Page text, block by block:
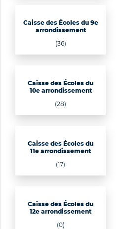
Caisse des Écoles du 9e
arrondissement
(36)
Caisse des Écoles du
10e arrondissement
(28)
Caisse des Écoles du
11e arrondissement
(17)
Caisse des Écoles du
12e arrondissement
(0)